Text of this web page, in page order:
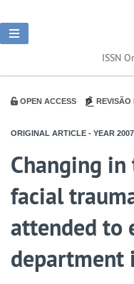
ISSN
OPEN ACCESS REVISÃO
ORIGINAL ARTICLE - YEAR 2007
Changing
facial
attended to
department